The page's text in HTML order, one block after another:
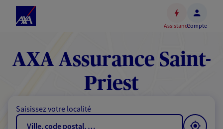
Accéder
contenu
principal
Accéder
au
de
AssistanceCompte
AXA Assurance Saint-
Priest
Saisissez votre localité